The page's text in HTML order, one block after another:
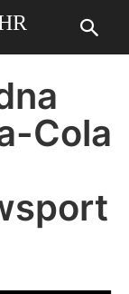
Cola